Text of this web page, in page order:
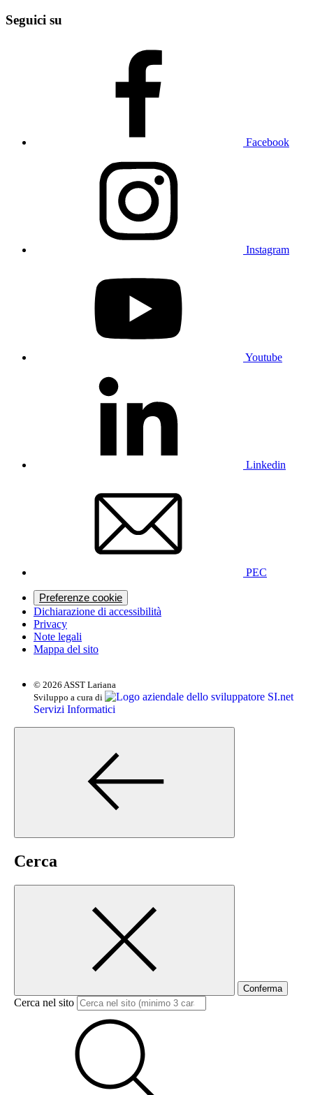
Seguici su
Facebook
Instagram
Youtube
Linkedin
PEC
Preferenze cookie
Dichiarazione di accessibilità
Privacy
Note legali
Mappa del sito
© 2026 ASST Lariana
Sviluppo a cura di
SI.net
Servizi Informatici
Cerca
Conferma
Cerca nel sito